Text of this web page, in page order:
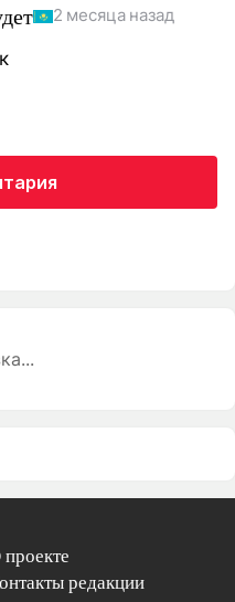
2 месяца назад
редакции